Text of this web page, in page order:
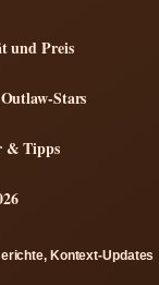
und Preis
Stars
& Tipps
Kontext-Updates